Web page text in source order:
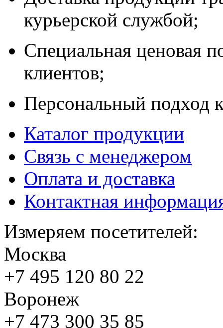
курьерской службой;
Специальная ценовая
клиентов;
Персональный подход
Каталог продукции
Связь с менеджером
Оплата и доставка
Контактная
Измеряем посетителей:
Москва
+7 495 120 80 22
Воронеж
+7 473 300 35 85